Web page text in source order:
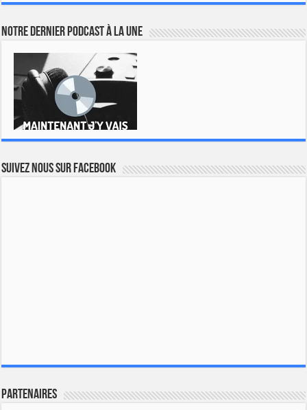
Notre dernier podcast à la une
Suivez nous sur Facebook
Partenaires